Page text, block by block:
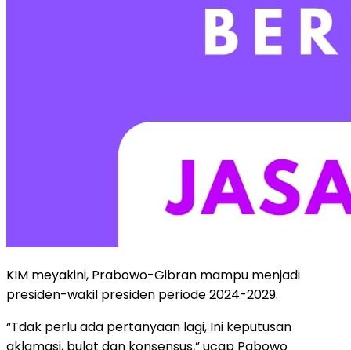
KIM meyakini, Prabowo-Gibran mampu menjadi
presiden-wakil presiden periode 2024-2029.
“Tdak perlu ada pertanyaan lagi, Ini keputusan
aklamasi, bulat dan konsensus,” ucap Pabowo